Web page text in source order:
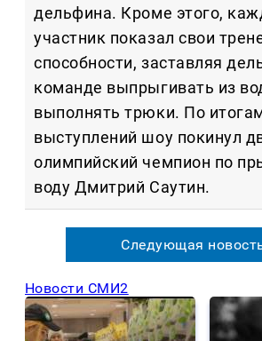
дельфина. Кроме этого,
участник показал свои
способности, заставляя
команде выпрыгивать из
выполнять трюки. По
выступлений шоу покинул
олимпийский чемпион по
воду Дмитрий Саутин.
Следующая
Новости СМИ2